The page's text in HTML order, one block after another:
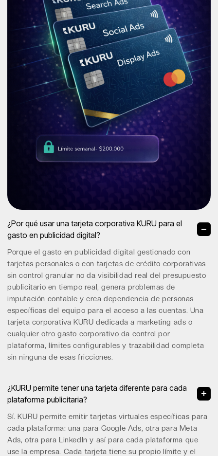
¿Por qué usar una tarjeta corporativa KURU para el
gasto en publicidad digital?
Porque el gasto en publicidad digital gestionado con
tarjetas personales o con tarjetas de crédito corporativas
sin control granular no da visibilidad real del presupuesto
publicitario en tiempo real, genera problemas de
imputación contable y crea dependencia de personas
específicas del equipo para el acceso a las cuentas. Una
tarjeta corporativa KURU dedicada a marketing ads o
cualquier otro gasto corporativo da control por
plataforma, límites configurables y trazabilidad completa
sin ninguna de esas fricciones.
¿KURU permite tener una tarjeta diferente para cada
plataforma publicitaria?
Sí. KURU permite emitir tarjetas virtuales específicas para
cada plataforma: una para Google Ads, otra para Meta
Ads, otra para LinkedIn y así para cada plataforma que
use la empresa. Cada tarjeta tiene su propio límite y el